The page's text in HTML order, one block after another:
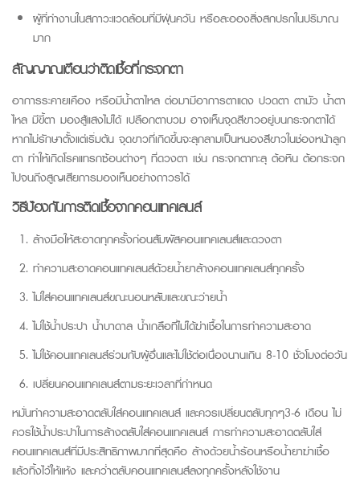
ผู้ที่ทำงานในสภาวะแวดล้อมที่มีฝุ่นควัน หรือละอองสิ่งสกปรกในปริมาณ
มาก
สัญญาณเตือนว่าติดเชื้อที่กระจกตา
อาการระคายเคือง หรือมีน้ำตาไหล ต่อมามีอาการตาแดง ปวดตา ตามัว น้ำตา
ไหล มีขี้ตา มองสู้แสงไม่ได้ เปลือกตาบวม อาจเห็นจุดสีขาวอยู่บนกระจกตาได้
หากไม่รักษาตั้งแต่เริ่มต้น จุดขาวที่เกิดขึ้นจะลุกลามเป็นหนองสีขาวในช่องหน้าลูก
ตา ทำให้เกิดโรคแทรกซ้อนต่างๆ ที่ดวงตา เช่น กระจกตาทะลุ ต้อหิน ต้อกระจก
ไปจนถึงสูญเสียการมองเห็นอย่างถาวรได้
วิธีป้องกันการติดเชื้อจากคอนแทคเลนส์
ล้างมือให้สะอาดทุกครั้งก่อนสัมผัสคอนแทคเลนส์และดวงตา
ทำความสะอาดคอนแทคเลนส์ด้วยน้ำยาล้างคอนแทคเลนส์ทุกครั้ง
ไม่ใส่คอนแทคเลนส์ขณะนอนหลับและขณะว่ายน้ำ
ไม่ใช้น้ำประปา น้ำบาดาล น้ำเกลือที่ไม่ได้ฆ่าเชื้อในการทำความสะอาด
ไม่ใช้คอนแทคเลนส์ร่วมกับผู้อื่นและไม่ใช้ต่อเนื่องนานเกิน 8-10 ชั่วโมงต่อวัน
เปลี่ยนคอนแทคเลนส์ตามระยะเวลาที่กำหนด
หมั่นทำความสะอาดตลับใส่คอนแทคเลนส์ และควรเปลี่ยนตลับทุกๆ3-6 เดือน ไม่
ควรใช้น้ำประปาในการล้างตลับใส่คอนแทคเลนส์ การทำความสะอาดตลับใส่
คอนแทคเลนส์ที่มีประสิทธิภาพมากที่สุดคือ ล้างด้วยน้ำร้อนหรือน้ำยาฆ่าเชื้อ
แล้วทิ้งไว้ให้แห้ง และคว่ำตลับคอนแทคเลนส์ลงทุกครั้งหลังใช้งาน